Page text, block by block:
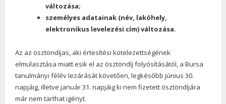
változása;
személyes adatainak (név, lakóhely,
elektronikus levelezési cím) változása.
Az az ösztöndíjas, aki értesítési kötelezettségének
elmulasztása miatt esik el az ösztöndíj folyósításától, a Bursa
tanulmányi félév lezárását követően, legkésőbb június 30.
napjáig, illetve január 31. napjáig ki nem fizetett ösztöndíjára
már nem tarthat igényt.